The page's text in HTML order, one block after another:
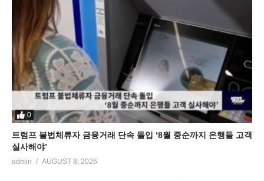
0
트럼프 불법체류자 금융거래 단속 돌입 ‘8월 중순까지 은행들 고객
실사해야’
admin AUGUST 8, 2026